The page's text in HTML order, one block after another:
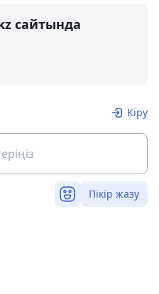
сайтында
Кіру
Пікір жазу